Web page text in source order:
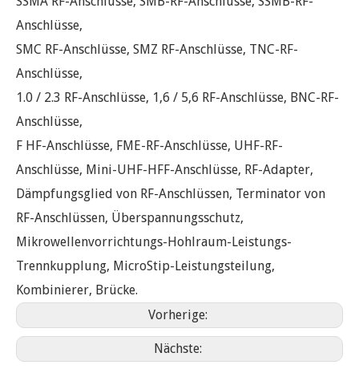
Anschlüsse,
SMC RF-Anschlüsse, SMZ RF-Anschlüsse, TNC-RF-
Anschlüsse,
1.0 / 2.3 RF-Anschlüsse, 1,6 / 5,6 RF-Anschlüsse, BNC-RF-
Anschlüsse,
F HF-Anschlüsse, FME-RF-Anschlüsse, UHF-RF-
Anschlüsse, Mini-UHF-HFF-Anschlüsse, RF-Adapter,
Dämpfungsglied von RF-Anschlüssen, Terminator von
RF-Anschlüssen, Überspannungsschutz,
Mikrowellenvorrichtungs-Hohlraum-Leistungs-
Trennkupplung, MicroStip-Leistungsteilung,
Kombinierer, Brücke.
Vorherige:
Nächste: